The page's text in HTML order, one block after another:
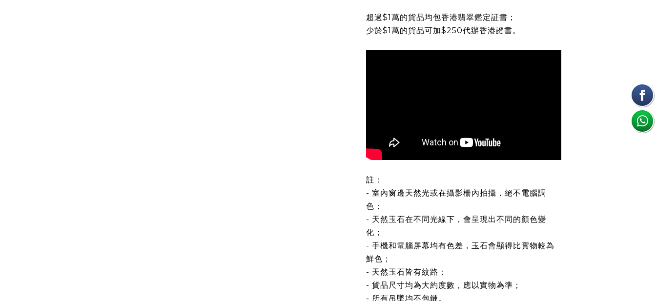
超過$1萬的貨品均包香港翡翠鑑定証書；
少於$1萬的貨品可加$250代辦香港證書。
註：
- 室內窗邊天然光或在攝影柵內拍攝，絕不電腦調
色；
- 天然玉石在不同光線下，會呈現出不同的顏色變
化；
- 手機和電腦屏幕均有色差，玉石會顯得比實物較為
鮮色；
- 天然玉石皆有紋路；
- 貨品尺寸均為大約度數，應以實物為準；
- 所有吊墜均不包鏈。